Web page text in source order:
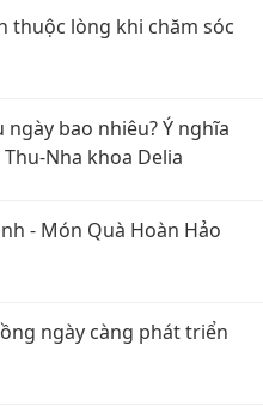
thuộc lòng khi chăm sóc
ngày bao nhiêu? Ý nghĩa
Nha khoa Delia
- Món Quà Hoàn Hảo
ngày càng phát triển